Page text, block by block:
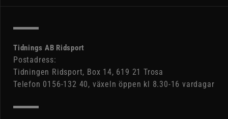
Tidnings AB Ridsport
Postadress:
Tidningen Ridsport, Box 14, 619 21 Trosa
Telefon 0156-132 40, växeln öppen kl 8.30-16 vardagar